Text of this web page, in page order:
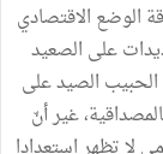
الوضع الاقتصادي
على الصعيد
الحبيب الصيد على
غير أنّ